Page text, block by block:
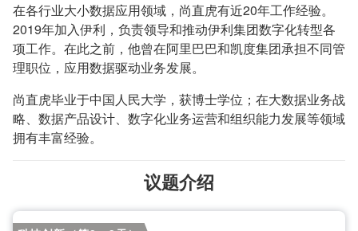
在各行业大小数据应用领域，尚直虎有近20年工作经验。
2019年加入伊利，负责领导和推动伊利集团数字化转型各
项工作。在此之前，他曾在阿里巴巴和凯度集团承担不同管
理职位，应用数据驱动业务发展。
尚直虎毕业于中国人民大学，获博士学位；在大数据业务战
略、数据产品设计、数字化业务运营和组织能力发展等领域
拥有丰富经验。
议题介绍